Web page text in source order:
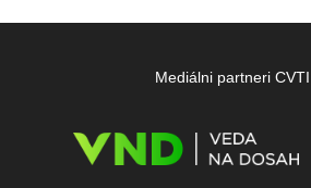
Mediálni partneri